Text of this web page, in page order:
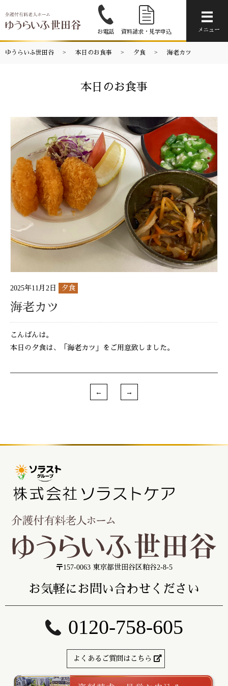
お電話 資料請求・見学申込 メニュー
ゆうらいふ世田谷 本日のお食事 夕食 海老カツ
本日のお食事
2025年11月2日 夕食
海老カツ
こんばんは。
本日の夕食は、「海老カツ」をご用意致しました。
〒157-0063 東京都世田谷区粕谷2-8-5
お気軽にお問い合わせください
0120-758-605
よくあるご質問はこちら